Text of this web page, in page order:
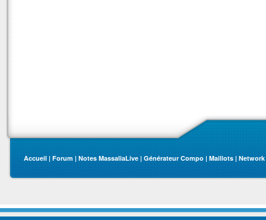
Accueil | Forum | Notes MassaliaLive | Générateur Compo | Maillots | Network